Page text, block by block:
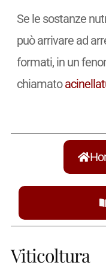
Se le sostanze
può arrivare ad
formati, in un
chiamato
Viticoltura